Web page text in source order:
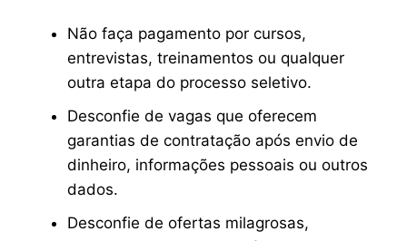
Não faça pagamento por cursos,
entrevistas, treinamentos ou qualquer
outra etapa do processo seletivo.
Desconfie de vagas que oferecem
garantias de contratação após envio de
dinheiro, informações pessoais ou outros
dados.
Desconfie de ofertas milagrosas,